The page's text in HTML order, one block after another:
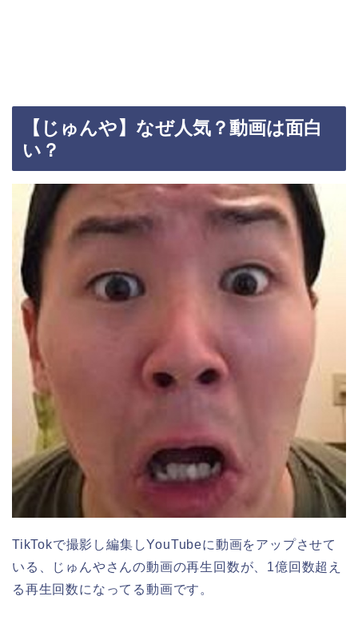
【じゅんや】なぜ人気？動画は面白
い？
TikTokで撮影し編集しYouTubeに動画をアップさせて
いる、じゅんやさんの動画の再生回数が、1億回数超え
る再生回数になってる動画です。